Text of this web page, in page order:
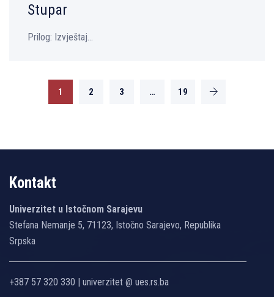
Stupar
Prilog: Izvještaj...
1 2 3 … 19
Kontakt
Univerzitet u Istočnom Sarajevu
Stefana Nemanje 5, 71123, Istočno Sarajevo, Republika
Srpska
+387 57 320 330 | univerzitet @ ues.rs.ba